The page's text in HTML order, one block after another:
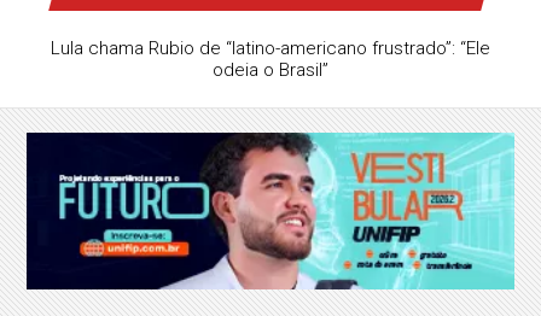
Lula chama Rubio de “latino-americano frustrado”: “Ele
odeia o Brasil”